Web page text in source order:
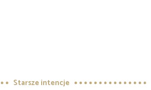
Starsze intencje